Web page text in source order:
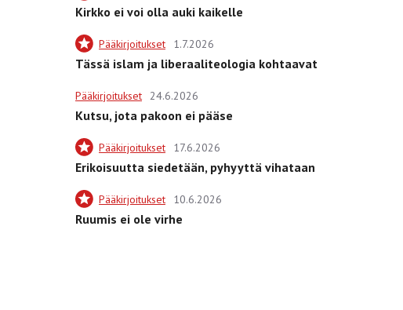
Kirkko ei voi olla auki kaikelle
Pääkirjoitukset 1.7.2026
Tässä islam ja liberaaliteologia kohtaavat
Pääkirjoitukset 24.6.2026
Kutsu, jota pakoon ei pääse
Pääkirjoitukset 17.6.2026
Erikoisuutta siedetään, pyhyyttä vihataan
Pääkirjoitukset 10.6.2026
Ruumis ei ole virhe